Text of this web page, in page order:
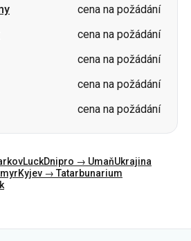
cena na požádání
cena na požádání
cena na požádání
cena na požádání
cena na požádání
LuckDnipro → UmaňUkrajina
Kyjev → Tatarbunarium